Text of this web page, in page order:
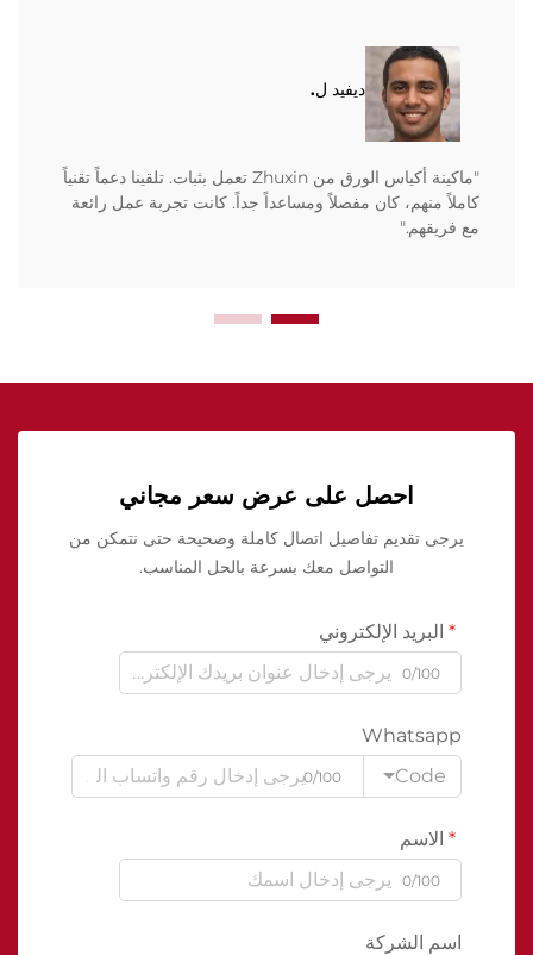
ديفيد ل.
"ماكينة أكياس الورق من Zhuxin تعمل بثبات. تلقينا دعماً تقنياً
كاملاً منهم، كان مفصلاً ومساعداً جداً. كانت تجربة عمل رائعة
مع فريقهم."
احصل على عرض سعر مجاني
يرجى تقديم تفاصيل اتصال كاملة وصحيحة حتى نتمكن من
التواصل معك بسرعة بالحل المناسب.
البريد الإلكتروني
0/100
Whatsapp
Code
0/100
الاسم
0/100
اسم الشركة